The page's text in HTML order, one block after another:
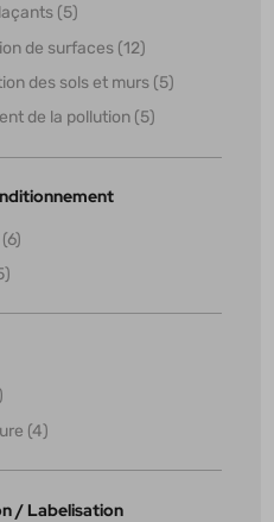
(5)
de surfaces (12)
des sols et murs (5)
de la pollution (5)
(4)
/ Labelisation